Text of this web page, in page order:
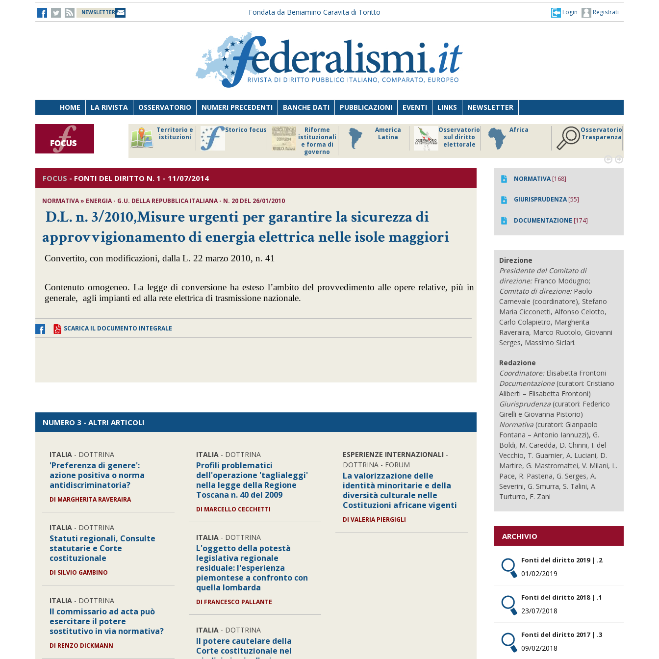
NEWSLETTER Fondata da Beniamino Caravita di Toritto Registrati
Login
HOME LA RIVISTA OSSERVATORIO NUMERI PRECEDENTI BANCHE DATI PUBBLICAZIONI EVENTI LINKS NEWSLETTER
Territorio e
istituzioni
Storico focus
Riforme
istituzionali
e forma di
governo
America
Latina
Osservatorio
sul diritto
elettorale
Africa
Osservatorio
Trasparenza
 
FOCUS - FONTI DEL DIRITTO N. 1 - 11/07/2014
NORMATIVA » ENERGIA - G.U. DELLA REPUBBLICA ITALIANA - N. 20 DEL 26/01/2010
D.L. n. 3/2010,Misure urgenti per garantire la sicurezza di
approvvigionamento di energia elettrica nelle isole maggiori
Convertito, con modificazioni, dalla L. 22 marzo 2010, n. 41
Contenuto omogeneo. La legge di conversione ha esteso l’ambito del provvedimento alle opere relative, più in
generale, agli impianti ed alla rete elettrica di trasmissione nazionale.
SCARICA IL DOCUMENTO INTEGRALE
NUMERO 3 - ALTRI ARTICOLI
ITALIA - DOTTRINA
'Preferenza di genere':
azione positiva o norma
antidiscriminatoria?
DI MARGHERITA RAVERAIRA
ITALIA - DOTTRINA
Statuti regionali, Consulte
statutarie e Corte
costituzionale
DI SILVIO GAMBINO
ITALIA - DOTTRINA
Il commissario ad acta può
esercitare il potere
sostitutivo in via normativa?
DI RENZO DICKMANN
ITALIA - DOTTRINA
Profili problematici
dell'operazione 'taglialeggi'
nella legge della Regione
Toscana n. 40 del 2009
DI MARCELLO CECCHETTI
ITALIA - DOTTRINA
L'oggetto della potestà
legislativa regionale
residuale: l'esperienza
piemontese a confronto con
quella lombarda
DI FRANCESCO PALLANTE
ITALIA - DOTTRINA
Il potere cautelare della
Corte costituzionale nel
ESPERIENZE INTERNAZIONALI -
DOTTRINA - FORUM
La valorizzazione delle
identità minoritarie e della
diversità culturale nelle
Costituzioni africane vigenti
DI VALERIA PIERGIGLI
NORMATIVA[168]
GIURISPRUDENZA[55]
DOCUMENTAZIONE [174]
Direzione
Presidente del Comitato di
direzione:Franco Modugno;
Comitato di direzione:Paolo
Carnevale (coordinatore), Stefano
Maria Cicconetti, Alfonso Celotto,
Carlo Colapietro, Margherita
Raveraira, Marco Ruotolo, Giovanni
Serges, Massimo Siclari.
Redazione
Coordinatore:Elisabetta Frontoni
Documentazione(curatori: Cristiano
Aliberti – Elisabetta Frontoni)
Giurisprudenza (curatori: Federico
Girelli e Giovanna Pistorio)
Normativa (curatori: Gianpaolo
Fontana – Antonio Iannuzzi), G.
Boldi, M. Caredda, D. Chinni, I. del
Vecchio, T. Guarnier, A. Luciani, D.
Martire, G. Mastromattei, V. Milani, L.
Pace, R. Pastena, G. Serges, A.
Severini, G. Smurra, S. Talini, A.
Turturro, F. Zani
ARCHIVIO
Fonti del diritto 2019 | .2
01/02/2019
Fonti del diritto 2018 | .1
23/07/2018
Fonti del diritto 2017 | .3
09/02/2018